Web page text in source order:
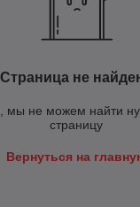
Страница не
мы не можем найти
страницу
Вернуться на